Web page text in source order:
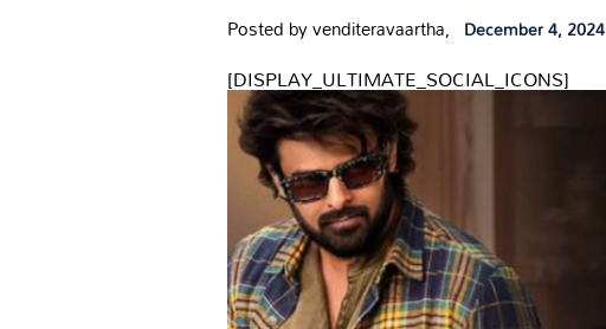
Posted by venditeravaartha, December 4, 2024
[DISPLAY_ULTIMATE_SOCIAL_ICONS]